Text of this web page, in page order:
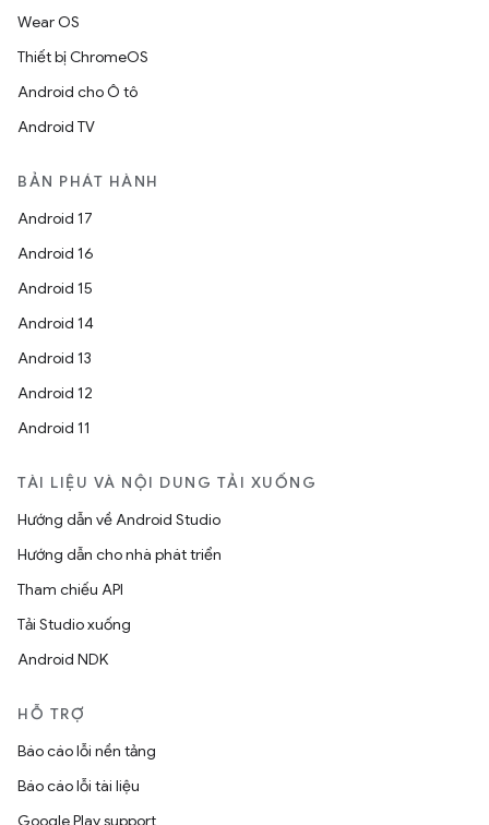
Wear OS
Thiết bị ChromeOS
Android cho Ô tô
Android TV
BẢN PHÁT HÀNH
Android 17
Android 16
Android 15
Android 14
Android 13
Android 12
Android 11
TÀI LIỆU VÀ NỘI DUNG TẢI XUỐNG
Hướng dẫn về Android Studio
Hướng dẫn cho nhà phát triển
Tham chiếu API
Tải Studio xuống
Android NDK
HỖ TRỢ
Báo cáo lỗi nền tảng
Báo cáo lỗi tài liệu
Google Play support